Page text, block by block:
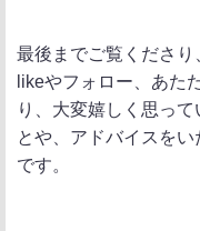
最後までご覧くださり
likeやフォロー、あた
り、大変嬉しく思っ
とや、アドバイスを
です。